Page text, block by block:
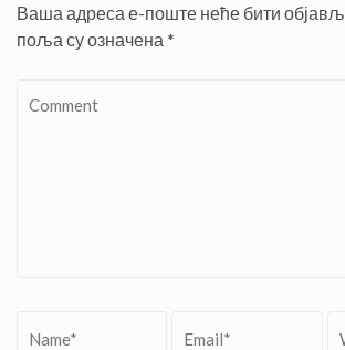
Ваша адреса е-поште неће бити
поља су означена *